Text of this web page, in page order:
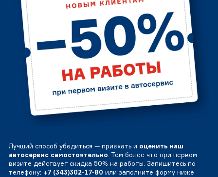
Лучший способ убедиться — приехать и оценить наш
автосервис самостоятельно. Тем более что при первом
визите действует скидка 50% на работы. Запишитесь по
телефону: +7 (343)302-17-80 или заполните форму ниже